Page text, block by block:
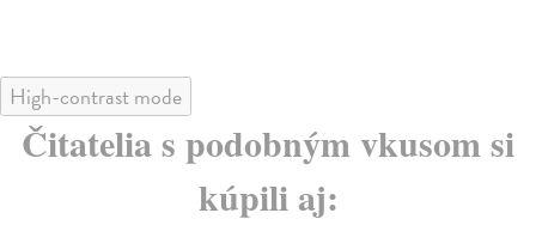
High-contrast mode
Čitatelia s podobným vkusom si
kúpili aj: